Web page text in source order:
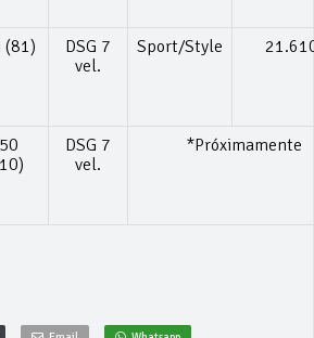
(81)
DSG 7
vel.
Sport/Style
DSG 7
vel.
*Próximamente